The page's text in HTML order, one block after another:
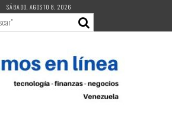
SÁBADO, AGOSTO 8, 2026